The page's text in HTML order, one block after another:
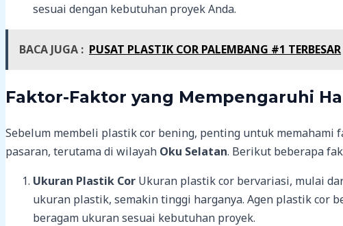
sesuai dengan kebutuhan proyek Anda.
BACA JUGA : PUSAT PLASTIK COR PALEMBANG #1 TERBESAR
Faktor-Faktor yang Mempengaruhi
Sebelum membeli plastik cor bening, penting untuk memahami
pasaran, terutama di wilayah Oku Selatan. Berikut beberapa
Ukuran Plastik Cor Ukuran plastik cor bervariasi, mulai
ukuran plastik, semakin tinggi harganya. Agen plastik cor
beragam ukuran sesuai kebutuhan proyek.